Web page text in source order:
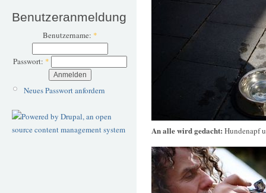
Benutzeranmeldung
Benutzername: *
Passwort: *
Neues Passwort anfordern
An alle wird gedacht: Hundenapf